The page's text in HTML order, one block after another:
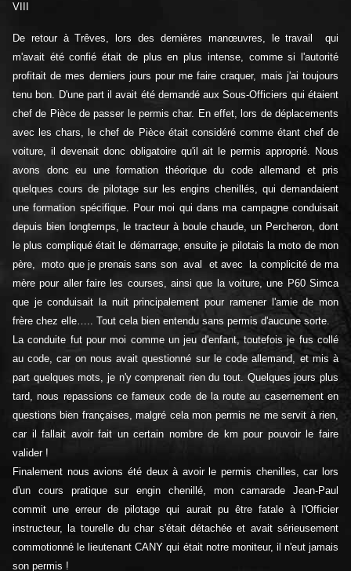
VIII
De retour à Trêves, lors des dernières manœuvres, le travail qui
m'avait été confié était de plus en plus intense, comme si l'autorité
profitait de mes derniers jours pour me faire craquer, mais j'ai toujours
tenu bon. D'une part il avait été demandé aux Sous-Officiers qui étaient
chef de Pièce de passer le permis char. En effet, lors de déplacements
avec les chars, le chef de Pièce était considéré comme étant chef de
voiture, il devenait donc obligatoire qu'il ait le permis approprié. Nous
avons donc eu une formation théorique du code allemand et pris
quelques cours de pilotage sur les engins chenillés, qui demandaient
une formation spécifique. Pour moi qui dans ma campagne conduisait
depuis bien longtemps, le tracteur à boule chaude, un Percheron, dont
le plus compliqué était le démarrage, ensuite je pilotais la moto de mon
père, moto que je prenais sans son aval et avec la complicité de ma
mère pour aller faire les courses, ainsi que la voiture, une P60 Simca
que je conduisait la nuit principalement pour ramener l'amie de mon
frère chez elle….. Tout cela bien entendu sans permis d'aucune sorte.
La conduite fut pour moi comme un jeu d'enfant, toutefois je fus collé
au code, car on nous avait questionné sur le code allemand, et mis à
part quelques mots, je n'y comprenait rien du tout. Quelques jours plus
tard, nous repassions ce fameux code de la route au casernement en
questions bien françaises, malgré cela mon permis ne me servit à rien,
car il fallait avoir fait un certain nombre de km pour pouvoir le faire
valider !
Finalement nous avions été deux à avoir le permis chenilles, car lors
d'un cours pratique sur engin chenillé, mon camarade Jean-Paul
commit une erreur de pilotage qui aurait pu être fatale à l'Officier
instructeur, la tourelle du char s'était détachée et avait sérieusement
commotionné le lieutenant CANY qui était notre moniteur, il n'eut jamais
son permis !